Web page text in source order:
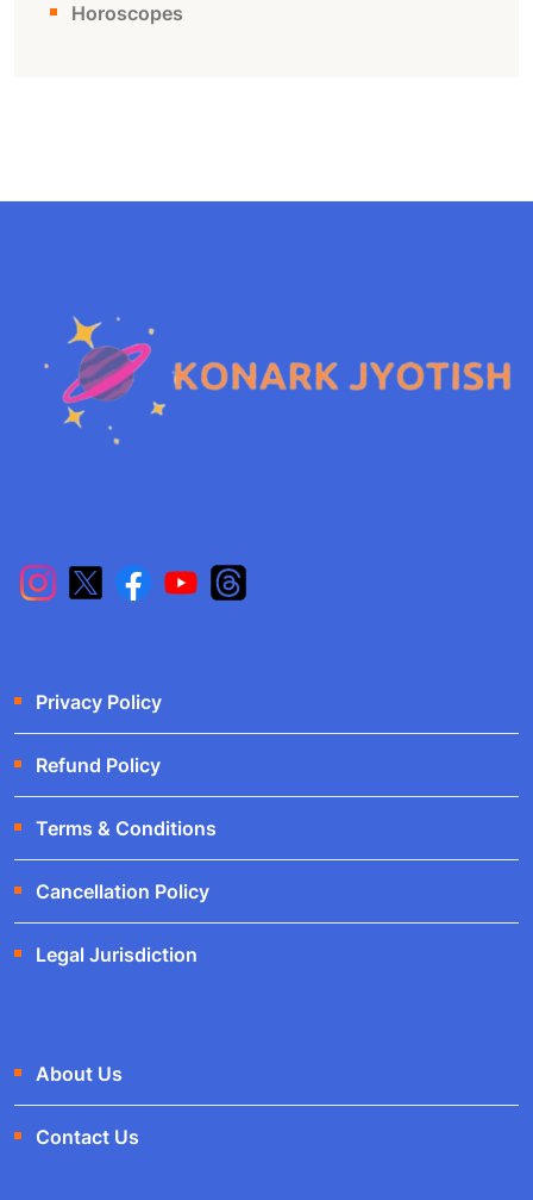
Horoscopes
Privacy Policy
Refund Policy
Terms & Conditions
Cancellation Policy
Legal Jurisdiction
About Us
Contact Us